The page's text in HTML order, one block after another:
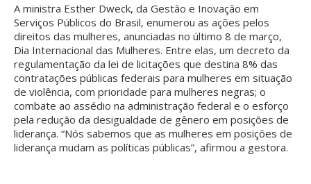
A ministra Esther Dweck, da Gestão e Inovação em
Serviços Públicos do Brasil, enumerou as ações pelos
direitos das mulheres, anunciadas no último 8 de março,
Dia Internacional das Mulheres. Entre elas, um decreto da
regulamentação da lei de licitações que destina 8% das
contratações públicas federais para mulheres em situação
de violência, com prioridade para mulheres negras; o
combate ao assédio na administração federal e o esforço
pela redução da desigualdade de gênero em posições de
liderança. “Nós sabemos que as mulheres em posições de
liderança mudam as políticas públicas”, afirmou a gestora.